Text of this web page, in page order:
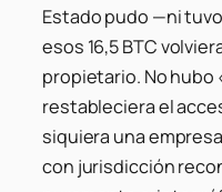
Estado pudo —ni
esos 16,5 BTC
propietario. No hubo
restableciera el
siquiera una
con jurisdicción